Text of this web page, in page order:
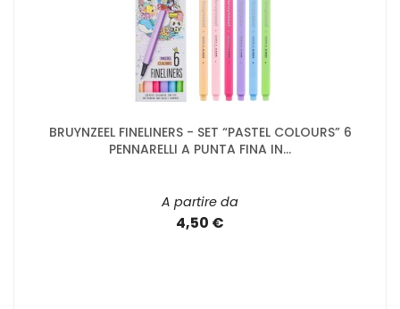
BRUYNZEEL FINELINERS - SET “PASTEL COLOURS” 6
PENNARELLI A PUNTA FINA IN...
A partire da
4,50 €